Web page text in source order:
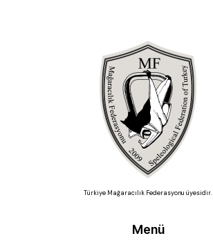
Türkiye Mağaracılık Federasyonu üyesidir.
Menü